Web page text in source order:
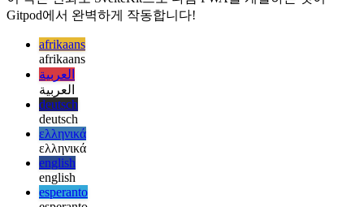
이 작은 변화로 SvelteKit으로 다음 PWA를 개발하는 것이
Gitpod에서 완벽하게 작동합니다!
afrikaans
afrikaans
العربية
العربية
deutsch
deutsch
ελληνικά
ελληνικά